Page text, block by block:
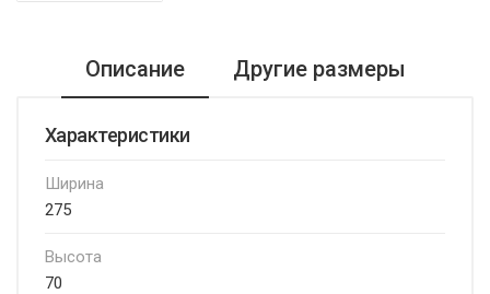
Описание Другие размеры
Характеристики
Ширина
275
Высота
70